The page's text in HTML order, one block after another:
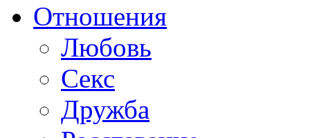
Отношения
Любовь
Секс
Дружба